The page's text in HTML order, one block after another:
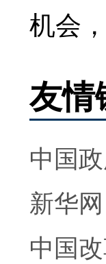
机会
友情
中国
新华网
中国